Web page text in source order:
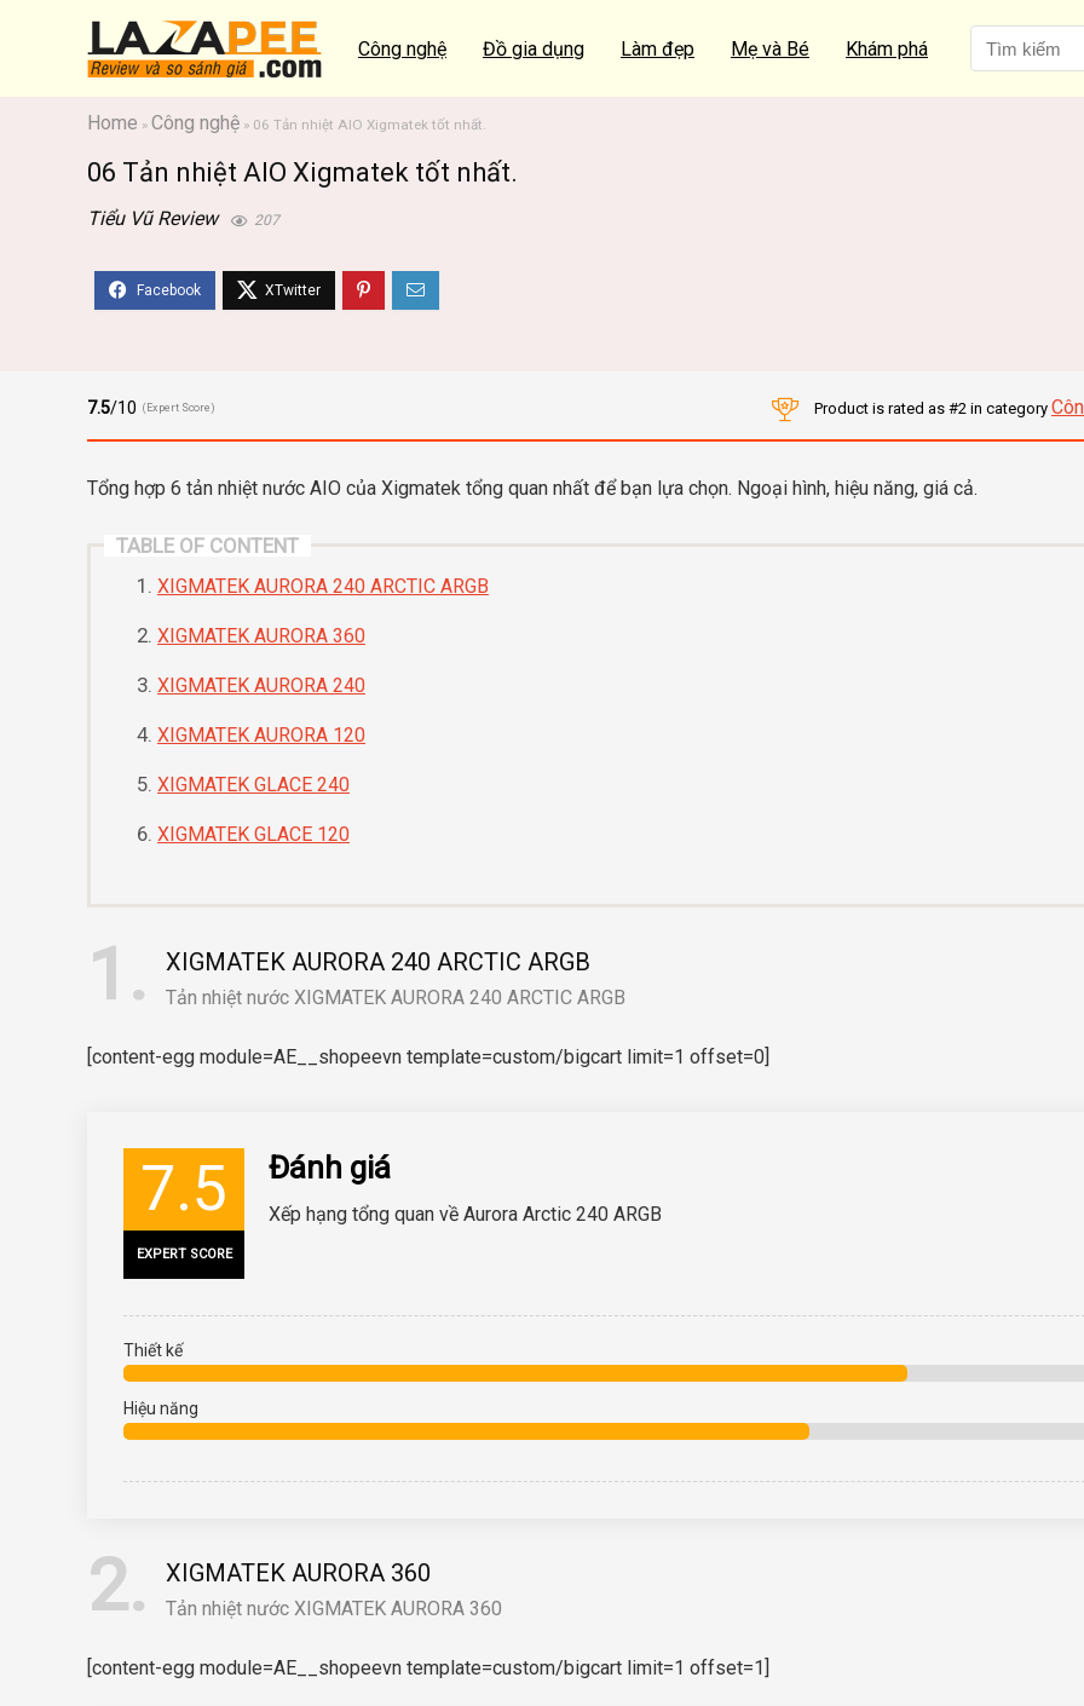
Công nghệ Đồ gia dụng Làm đẹp Mẹ và Bé Khám phá
Home » Công nghệ » 06 Tản nhiệt AIO Xigmatek tốt nhất.
06 Tản nhiệt AIO Xigmatek tốt nhất.
Tiểu Vũ Review 207
7.5/10 (Expert Score) Product is rated as #2 in category
Tổng hợp 6 tản nhiệt nước AIO của Xigmatek tổng quan nhất để bạn lựa chọn. Ngoại hình, hiệu năng, giá cả.
TABLE OF CONTENT
XIGMATEK AURORA 240 ARCTIC ARGB
XIGMATEK AURORA 360
XIGMATEK AURORA 240
XIGMATEK AURORA 120
XIGMATEK GLACE 240
XIGMATEK GLACE 120
1 XIGMATEK AURORA 240 ARCTIC ARGB
Tản nhiệt nước XIGMATEK AURORA 240 ARCTIC ARGB
[content-egg module=AE__shopeevn template=custom/bigcart limit=1 offset=0]
7.5
EXPERT SCORE
Đánh giá
Xếp hạng tổng quan về Aurora Arctic 240 ARGB
Thiết kế
Hiệu năng
2 XIGMATEK AURORA 360
Tản nhiệt nước XIGMATEK AURORA 360
[content-egg module=AE__shopeevn template=custom/bigcart limit=1 offset=1]